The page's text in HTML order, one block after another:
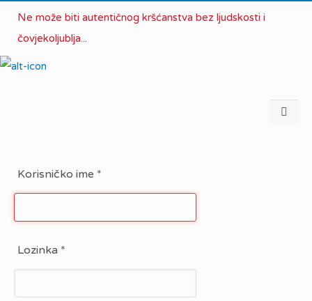
Ne može biti autentičnog kršćanstva bez ljudskosti i
čovjekoljublja...
Korisničko ime *
Lozinka *